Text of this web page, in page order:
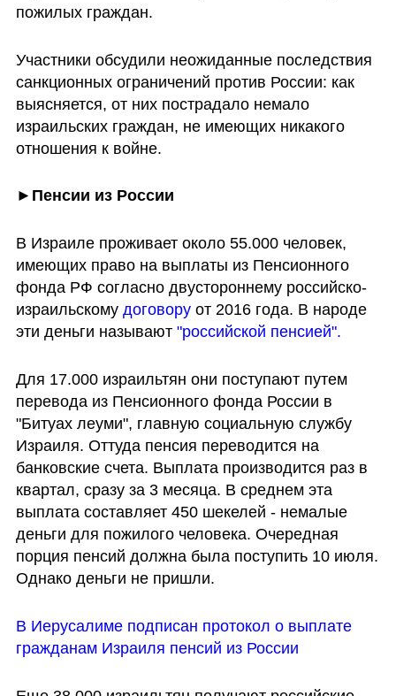
пожилых граждан.
Участники обсудили неожиданные последствия
санкционных ограничений против России: как
выясняется, от них пострадало немало
израильских граждан, не имеющих никакого
отношения к войне.
►Пенсии из России
В Израиле проживает около 55.000 человек,
имеющих право на выплаты из Пенсионного
фонда РФ согласно двустороннему российско-
израильскому договору от 2016 года. В народе
эти деньги называют "российской пенсией".
Для 17.000 израильтян они поступают путем
перевода из Пенсионного фонда России в
"Битуах леуми", главную социальную службу
Израиля. Оттуда пенсия переводится на
банковские счета. Выплата производится раз в
квартал, сразу за 3 месяца. В среднем эта
выплата составляет 450 шекелей - немалые
деньги для пожилого человека. Очередная
порция пенсий должна была поступить 10 июля.
Однако деньги не пришли.
В Иерусалиме подписан протокол о выплате
гражданам Израиля пенсий из России